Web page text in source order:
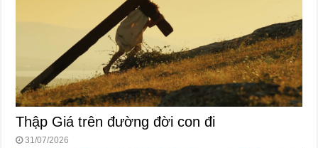
Thập Giá trên đường đời con đi
31/07/2026